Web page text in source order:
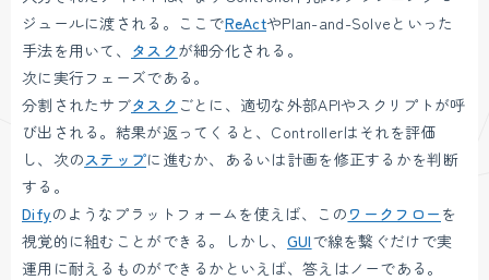
ジュールに渡される。ここでReActやPlan-and-Solveといった
手法を用いて、
タスクが細分化される。
次に実行フェーズである。
分割されたサブタスク ごとに、適切な外部APIやスクリプトが呼
び出される。結果が返ってくると、Controllerはそれを評価
し、次のステップに進むか、あるいは計画を修正するかを判断
する。
Difyのようなプラットフォームを使えば、この ワークフロー を
視覚的に組むことができる。しかし、 GUIで線を繋ぐだけで実
運用に耐えるものができるかといえば、答えはノーである。